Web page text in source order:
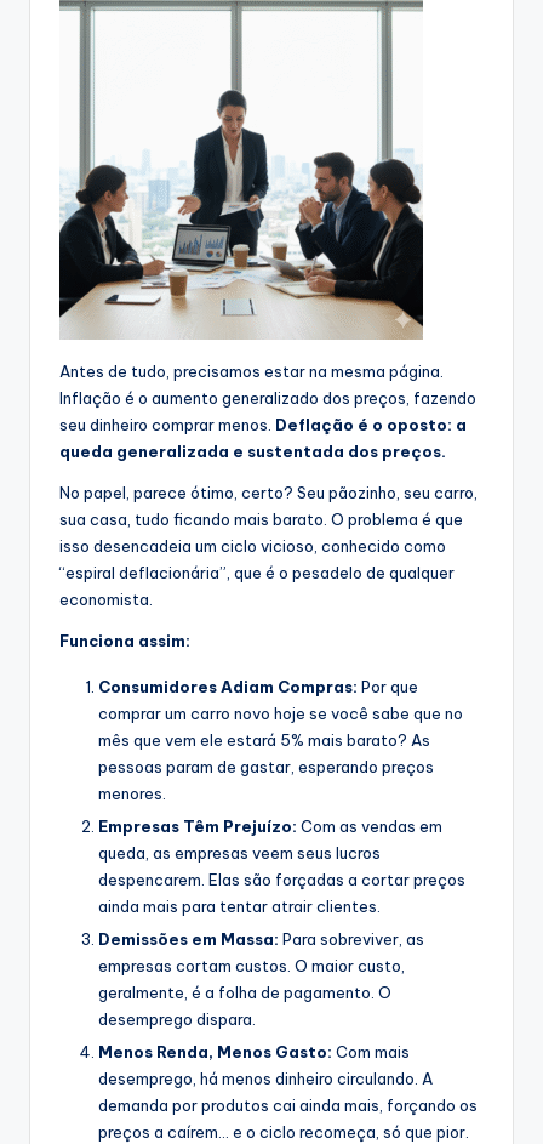
Antes de tudo, precisamos estar na mesma página.
Inflação é o aumento generalizado dos preços, fazendo
seu dinheiro comprar menos. Deflação é o oposto: a
queda generalizada e sustentada dos preços.
No papel, parece ótimo, certo? Seu pãozinho, seu carro,
sua casa, tudo ficando mais barato. O problema é que
isso desencadeia um ciclo vicioso, conhecido como
“espiral deflacionária”, que é o pesadelo de qualquer
economista.
Funciona assim:
Consumidores Adiam Compras: Por que
comprar um carro novo hoje se você sabe que no
mês que vem ele estará 5% mais barato? As
pessoas param de gastar, esperando preços
menores.
Empresas Têm Prejuízo: Com as vendas em
queda, as empresas veem seus lucros
despencarem. Elas são forçadas a cortar preços
ainda mais para tentar atrair clientes.
Demissões em Massa: Para sobreviver, as
empresas cortam custos. O maior custo,
geralmente, é a folha de pagamento. O
desemprego dispara.
Menos Renda, Menos Gasto: Com mais
desemprego, há menos dinheiro circulando. A
demanda por produtos cai ainda mais, forçando os
preços a caírem… e o ciclo recomeça, só que pior.